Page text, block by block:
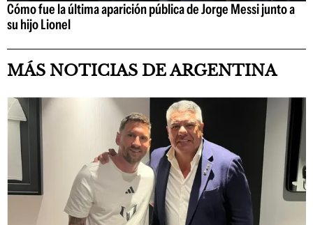
Cómo fue la última aparición pública de Jorge Messi junto a
su hijo Lionel
MÁS NOTICIAS DE ARGENTINA